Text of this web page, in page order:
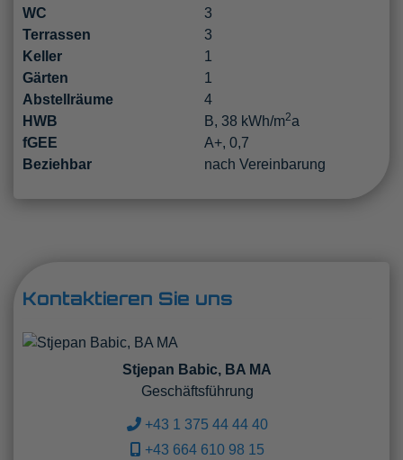
WC
3
Terrassen
3
Keller
1
Gärten
1
Abstellräume
4
HWB
B, 38 kWh/m2a
fGEE
A+, 0,7
Beziehbar
nach Vereinbarung
Kontaktieren Sie uns
Stjepan Babic, BA MA
Geschäftsführung
+43 1 375 44 44 40
+43 664 610 98 15